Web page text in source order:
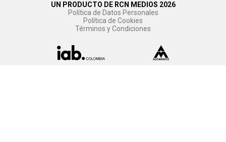
UN PRODUCTO DE RCN MEDIOS 2026
Política de Datos Personales
Política de Cookies
Términos y Condiciones